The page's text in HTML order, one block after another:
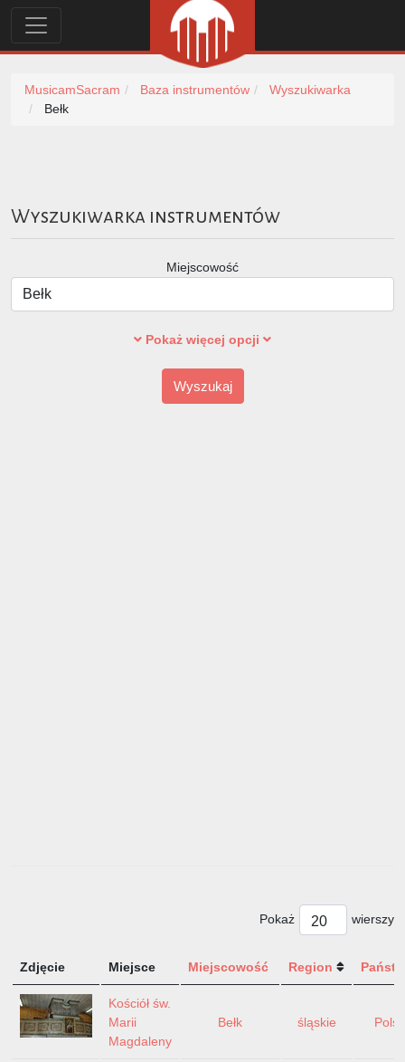
MusicamSacram Baza instrumentów
Wyszukiwarka
Bełk
Wyszukiwarka instrumentów
Miejscowość
Pokaż więcej opcji
Wyszukaj
Pokaż wierszy
Zdjęcie Miejsce Miejscowość Region
Kościół św.
Marii
Magdaleny
Bełk śląskie